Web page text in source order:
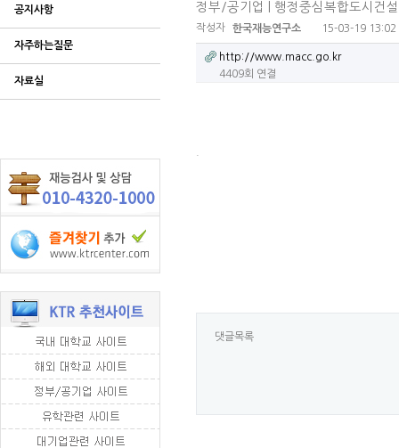
공지사항
자주하는질문
자료실
정부/공기업 | 행정중심복합도시건
작성자 한국재능연구소 15-03-19 13:02
http://www.macc.go.kr
4409회 연결
댓글목록